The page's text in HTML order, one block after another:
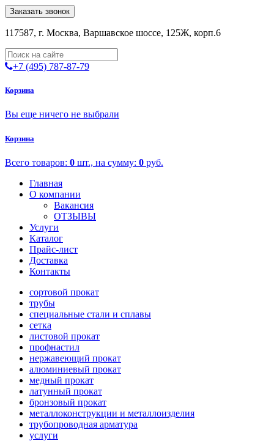
Заказать звонок
117587, г. Москва, Варшавское шоссе, 125Ж, корп.6
+7 (495) 787-87-79
Корзина
Вы еще ничего не выбрали
Корзина
Всего товаров: 0 шт., на сумму: 0 руб.
Главная
О компании
Вакансия
ОТЗЫВЫ
Услуги
Каталог
Прайс-лист
Доставка
Контакты
сортовой прокат
трубы
специальные стали и сплавы
сетка
листовой прокат
профнастил
нержавеющий прокат
алюминиевый прокат
медный прокат
латунный прокат
бронзовый прокат
металлоконструкции и металлоизделия
трубопроводная арматура
услуги